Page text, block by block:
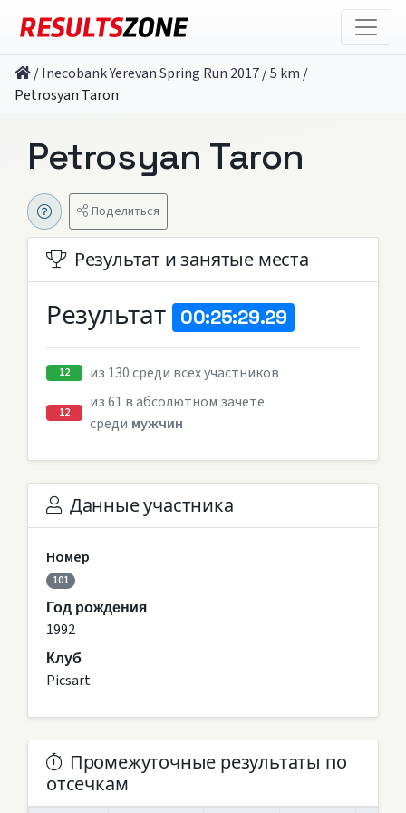
/Inecobank Yerevan Spring Run 2017/5 km /
Petrosyan Taron
Petrosyan Taron
Поделиться
Результат и занятые места
Результат 00:25:29.29
12 из 130 среди всех участников
12
из 61 в абсолютном зачете
среди мужчин
Данные участника
Номер
101
Год рождения
1992
Клуб
Picsart
Промежуточные результаты по
отсечкам